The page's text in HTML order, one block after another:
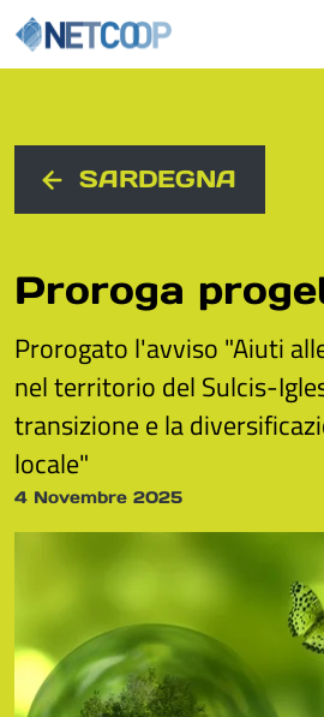
Navigazione
SARDEGNA
Proroga
Prorogato l'avviso "Aiuti
nel territorio del Sulcis-
transizione e la
locale"
4 Novembre 2025